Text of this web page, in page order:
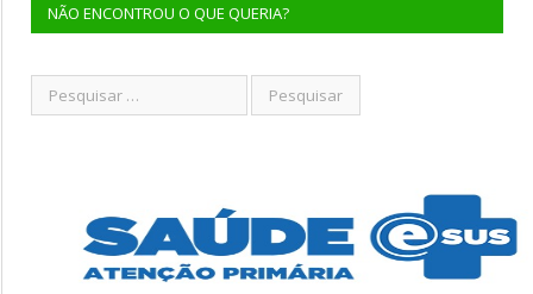
NÃO ENCONTROU O QUE QUERIA?